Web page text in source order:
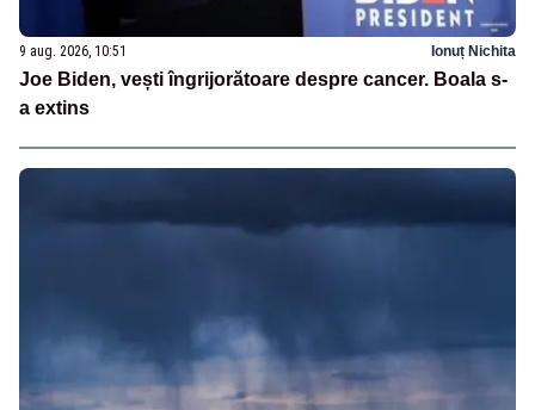
9 aug. 2026, 10:51 Ionuț Nichita
Joe Biden, vești îngrijorătoare despre cancer. Boala s-
a extins